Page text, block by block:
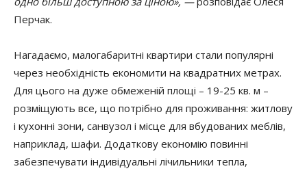
Перчак.
Нагадаємо, малогабаритні квартири стали популярні
через необхідність економити на квадратних метрах.
Для цього на дуже обмеженій площі – 19-25 кв. м –
розміщують все, що потрібно для проживання: житлову
і кухонні зони, санвузол і місце для вбудованих меблів,
наприклад, шафи. Додаткову економію повинні
забезпечувати індивідуальні лічильники тепла,